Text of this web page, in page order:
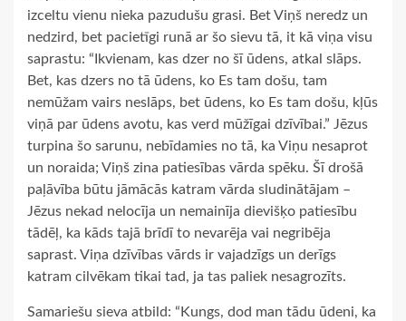
izceltu vienu nieka pazudušu grasi. Bet Viņš neredz un
nedzird, bet pacietīgi runā ar šo sievu tā, it kā viņa visu
saprastu: “Ikvienam, kas dzer no šī ūdens, atkal slāps.
Bet, kas dzers no tā ūdens, ko Es tam došu, tam
nemūžam vairs neslāps, bet ūdens, ko Es tam došu, kļūs
viņā par ūdens avotu, kas verd mūžīgai dzīvībai.” Jēzus
turpina šo sarunu, nebīdamies no tā, ka Viņu nesaprot
un noraida; Viņš zina patiesības vārda spēku. Šī drošā
paļāvība būtu jāmācās katram vārda sludinātājam –
Jēzus nekad nelocīja un nemainīja dievišķo patiesību
tādēļ, ka kāds tajā brīdī to nevarēja vai negribēja
saprast. Viņa dzīvības vārds ir vajadzīgs un derīgs
katram cilvēkam tikai tad, ja tas paliek nesagrozīts.
Samariešu sieva atbild: “Kungs, dod man tādu ūdeni, ka